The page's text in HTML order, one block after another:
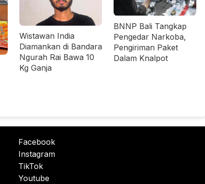
Wistawan India
Diamankan di Bandara
Ngurah Rai Bawa 10
Kg Ganja
BNNP Bali Tangkap
Pengedar Narkoba,
Pengiriman Paket
Dalam Knalpot
Facebook
Instagram
TikTok
Youtube